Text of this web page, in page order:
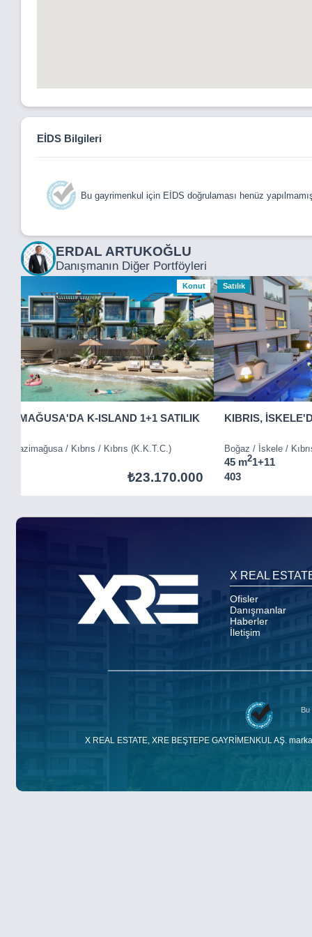
EİDS Bilgileri
Bu gayrimenkul için EİDS doğrulaması henüz
ERDAL ARTUKOĞLU
Danışmanın Diğer Portföyleri
Konut
K-ISLAND 1+1 SATILIK
/ Gazimağusa / Kıbrıs / Kıbrıs (K.K.T.C.)
₺23.170.000
Satılık
KIBRIS,
Boğaz / İskele /
45 m21+11
403
X REAL
Ofisler
Danışmanlar
Haberler
İletişim
Bu
X REAL ESTATE, XRE BEŞTEPE GAYRİMENKUL AŞ.